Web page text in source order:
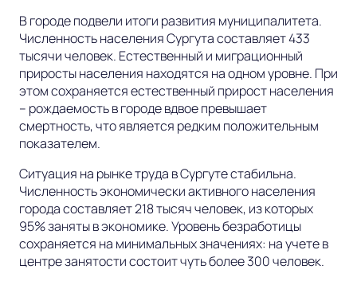
В городе подвели итоги развития муниципалитета.
Численность населения Сургута составляет 433
тысячи человек. Естественный и миграционный
приросты населения находятся на одном уровне. При
этом сохраняется естественный прирост населения
– рождаемость в городе вдвое превышает
смертность, что является редким положительным
показателем.
Ситуация на рынке труда в Сургуте стабильна.
Численность экономически активного населения
города составляет 218 тысяч человек, из которых
95% заняты в экономике. Уровень безработицы
сохраняется на минимальных значениях: на учете в
центре занятости состоит чуть более 300 человек.